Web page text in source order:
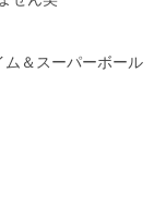
ム＆スーパーボール